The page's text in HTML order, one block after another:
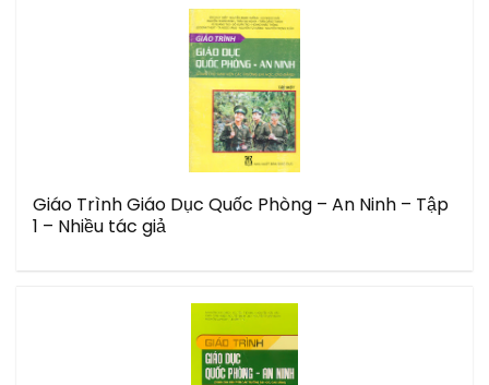
Giáo Trình Giáo Dục Quốc Phòng – An Ninh – Tập
1 – Nhiều tác giả